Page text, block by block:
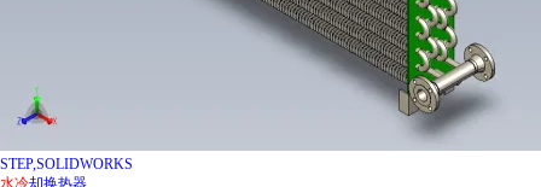
STEP,SOLIDWORKS
水冷却换热器